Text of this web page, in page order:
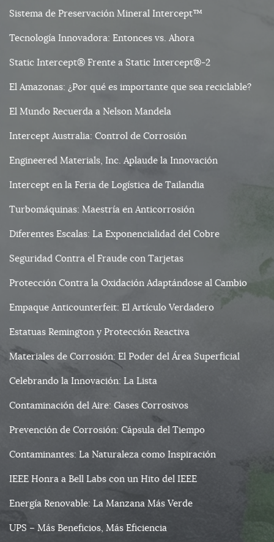
Sistema de Preservación Mineral Intercept™
Tecnología Innovadora: Entonces vs. Ahora
Static Intercept® Frente a Static Intercept®-2
El Amazonas: ¿Por qué es importante que sea reciclable?
El Mundo Recuerda a Nelson Mandela
Intercept Australia: Control de Corrosión
Engineered Materials, Inc. Aplaude la Innovación
Intercept en la Feria de Logística de Tailandia
Turbomáquinas: Maestría en Anticorrosión
Diferentes Escalas: La Exponencialidad del Cobre
Seguridad Contra el Fraude con Tarjetas
Protección Contra la Oxidación Adaptándose al Cambio
Empaque Anticounterfeit: El Artículo Verdadero
Estatuas Remington y Protección Reactiva
Materiales de Corrosión: El Poder del Área Superficial
Celebrando la Innovación: La Lista
Contaminación del Aire: Gases Corrosivos
Prevención de Corrosión: Cápsula del Tiempo
Contaminantes: La Naturaleza como Inspiración
IEEE Honra a Bell Labs con un Hito del IEEE
Energía Renovable: La Manzana Más Verde
UPS – Más Beneficios, Más Eficiencia